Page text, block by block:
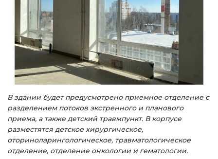
В здании будет предусмотрено приемное отделение с
разделением потоков экстренного и планового
приема, а также детский травмпункт. В корпусе
разместятся детское хирургическое,
оториноларингологическое, травматологическое
отделение, отделение онкологии и гематологии.